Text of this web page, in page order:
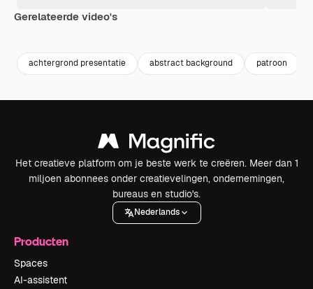
Gerelateerde video's
achtergrond presentatie abstract background patroon
Het creatieve platform om je beste werk te creëren. Meer dan 1
miljoen abonnees onder creatievelingen, ondernemingen,
bureaus en studio's.
Nederlands
Producten
Spaces
AI-assistent